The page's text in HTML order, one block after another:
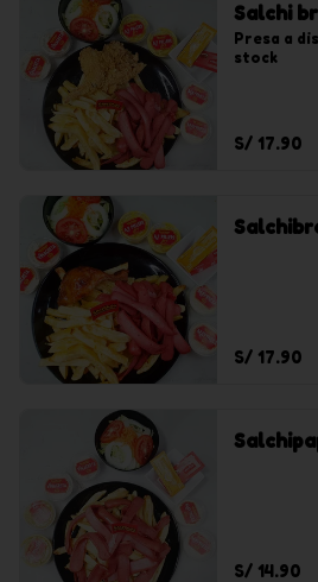
Salchi
Presa a
stock
S/ 17.90
S/ 17.90
S/ 14.90